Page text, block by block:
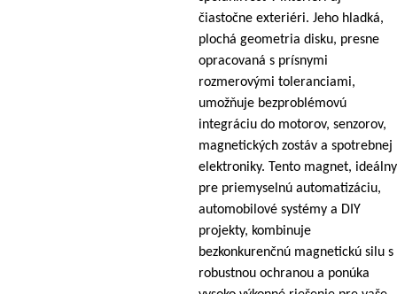
čiastočne exteriéri. Jeho hladká,
plochá geometria disku, presne
opracovaná s prísnymi
rozmerovými toleranciami,
umožňuje bezproblémovú
integráciu do motorov, senzorov,
magnetických zostáv a spotrebnej
elektroniky. Tento magnet, ideálny
pre priemyselnú automatizáciu,
automobilové systémy a DIY
projekty, kombinuje
bezkonkurenčnú magnetickú silu s
robustnou ochranou a ponúka